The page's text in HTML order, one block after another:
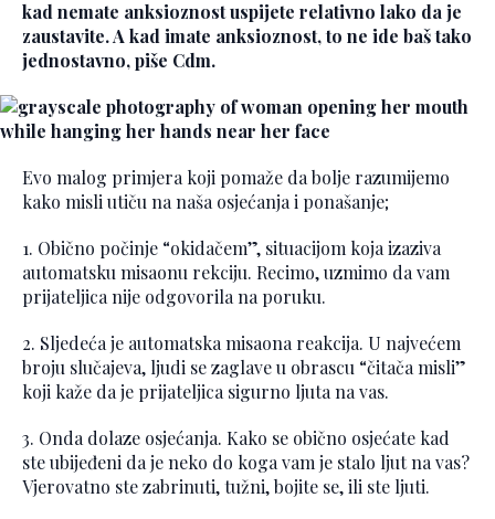
kad nemate anksioznost uspijete relativno lako da je
zaustavite. A kad imate anksioznost, to ne ide baš tako
jednostavno, piše Cdm.
Evo malog primjera koji pomaže da bolje razumijemo
kako misli utiču na naša osjećanja i ponašanje;
1. Obično počinje “okidačem”, situacijom koja izaziva
automatsku misaonu rekciju. Recimo, uzmimo da vam
prijateljica nije odgovorila na poruku.
2. Sljedeća je automatska misaona reakcija. U najvećem
broju slučajeva, ljudi se zaglave u obrascu “čitača misli”
koji kaže da je prijateljica sigurno ljuta na vas.
3. Onda dolaze osjećanja. Kako se obično osjećate kad
ste ubijeđeni da je neko do koga vam je stalo ljut na vas?
Vjerovatno ste zabrinuti, tužni, bojite se, ili ste ljuti.